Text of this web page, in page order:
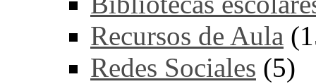
Recursos de Aula
Redes Sociales (5)